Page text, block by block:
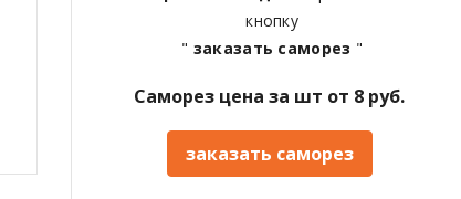
кнопку
" заказать саморез "
Саморез цена за шт от 8 руб.
заказать саморез